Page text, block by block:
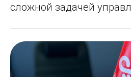
сложной задачей